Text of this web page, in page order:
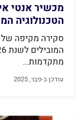
מכשיר אנטי
הטכנולוגיה
צעיר
סקירה מקיפה של
מתקדמות...
עודכן ב-פבר, 2025